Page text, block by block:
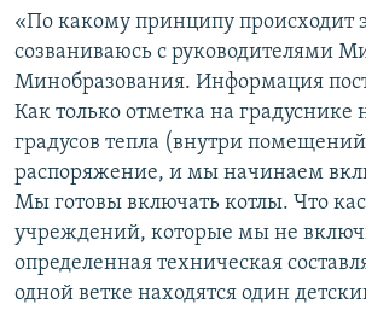
«По какому принципу происходит
созваниваюсь с руководителями
Минобразования. Информация
Как только отметка на градуснике
градусов тепла (внутри
распоряжение, и мы начинаем
Мы готовы включать котлы. Что
учреждений, которые мы не
определенная техническая
одной ветке находятся один